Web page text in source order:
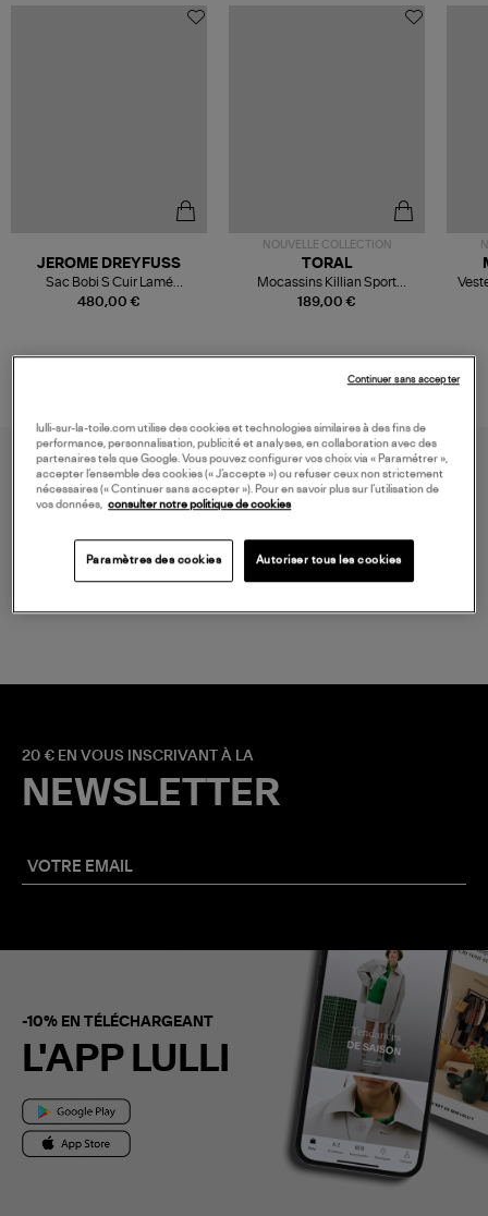
480,00 €
JEROME DREYFUSS
Sac Bobi S Cuir Lamé
Champagne
NOUVELLE COLLECTION
189,00 €
TORAL
Mocassins Killian Sport
Mousse
LIVRAISON GRATUITE
20 € EN VOUS INSCRIVANT À LA
NEWSLETTER
-10% EN TÉLÉCHARGEANT
L'APP LULLI
lulli-sur-la-toile.com utilise des cookies et technologies similaires à des fins de
performance, personnalisation, publicité et analyses, en collaboration avec des
partenaires tels que Google. Vous pouvez configurer vos choix via « Paramétrer »,
accepter l’ensemble des cookies (« J’accepte ») ou refuser ceux non strictement
nécessaires (« Continuer sans accepter »). Pour en savoir plus sur l’utilisation de
vos données, consulter notre politique de cookies
Paramètres des cookies Autoriser tous les cookies
Continuer sans accepter